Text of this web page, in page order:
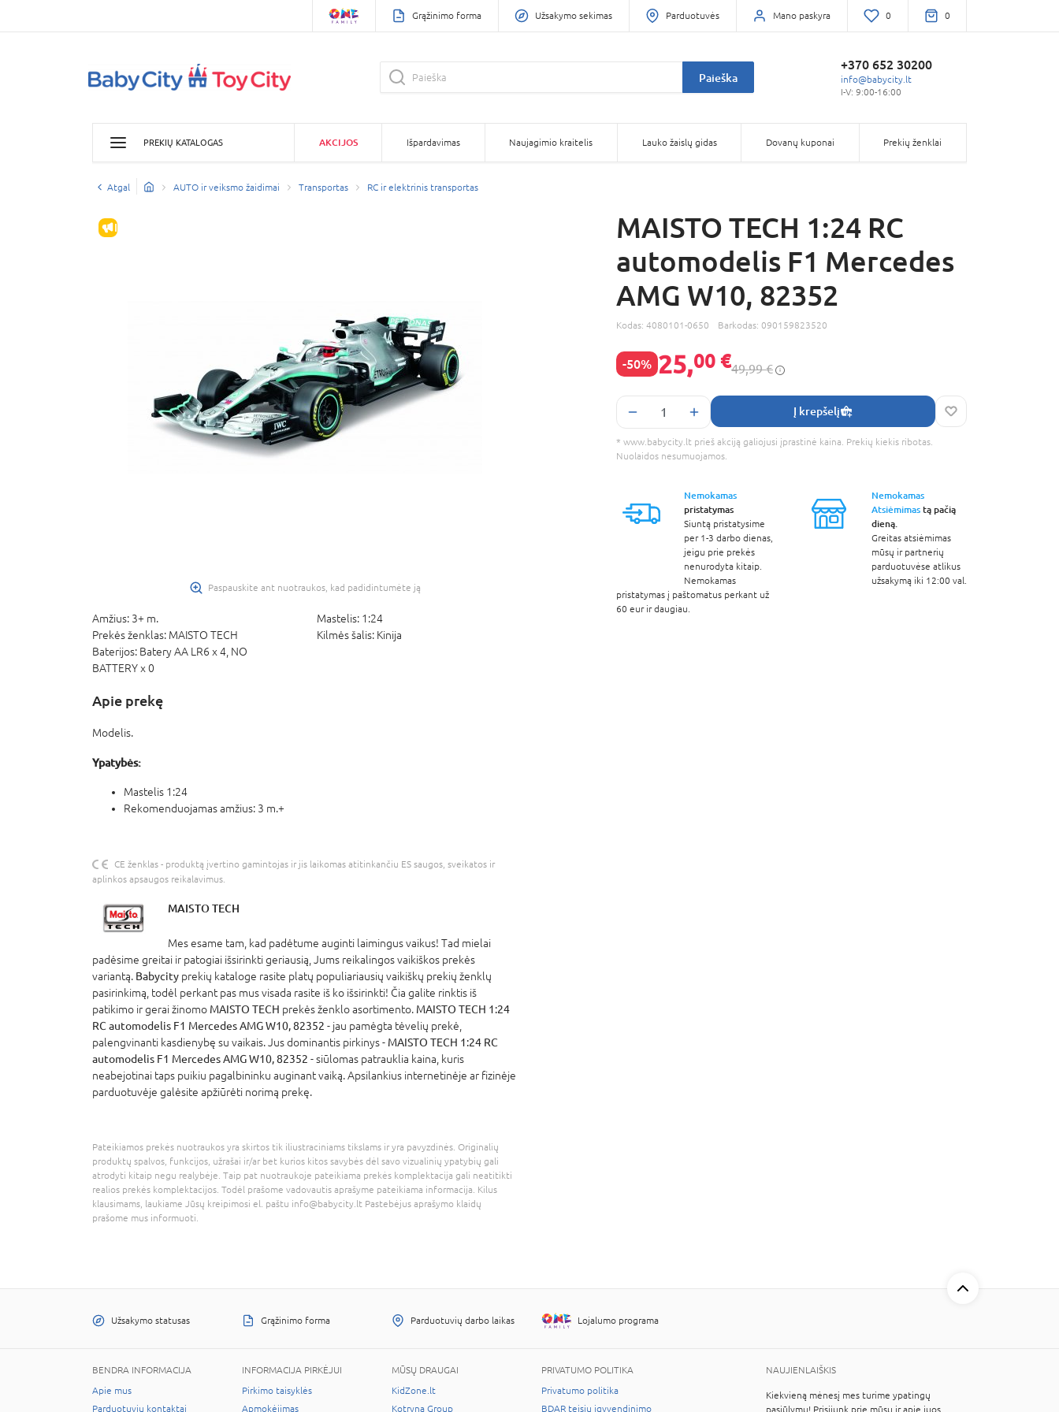
Grąžinimo forma Užsakymo sekimas Parduotuvės Mano paskyra 0 0
Paieška
+370 652 30200
info@babycity.lt
I-V: 9:00-16:00
PREKIŲ KATALOGAS AKCIJOS Išpardavimas Naujagimio kraitelis Lauko žaislų gidas Dovanų kuponai Prekių ženklai
Atgal AUTO ir veiksmo žaidimai Transportas RC ir elektrinis transportas
IŠPARDAVIMAS
Paspauskite ant nuotraukos, kad padidintumėte ją
Amžius: 3+ m. Mastelis: 1:24
Prekės ženklas: MAISTO TECH Kilmės šalis: Kinija
Baterijos: Batery AA LR6 x 4, NO
BATTERY x 0
Apie prekę
Modelis.
Ypatybės:
Mastelis 1:24
Rekomenduojamas amžius: 3 m.+
CE ženklas - produktą įvertino gamintojas ir jis laikomas atitinkančiu ES saugos, sveikatos ir
aplinkos apsaugos reikalavimus.
MAISTO TECH
Mes esame tam, kad padėtume auginti laimingus vaikus! Tad mielai
padėsime greitai ir patogiai išsirinkti geriausią, Jums reikalingos vaikiškos prekės
variantą. Babycity prekių kataloge rasite platų populiariausių vaikiškų prekių ženklų
pasirinkimą, todėl perkant pas mus visada rasite iš ko išsirinkti! Čia galite rinktis iš
patikimo ir gerai žinomo MAISTO TECH prekės ženklo asortimento. MAISTO TECH 1:24
RC automodelis F1 Mercedes AMG W10, 82352 - jau pamėgta tėvelių prekė,
palengvinanti kasdienybę su vaikais. Jus dominantis pirkinys - MAISTO TECH 1:24 RC
automodelis F1 Mercedes AMG W10, 82352 - siūlomas patrauklia kaina, kuris
neabejotinai taps puikiu pagalbininku auginant vaiką. Apsilankius internetinėje ar fizinėje
parduotuvėje galėsite apžiūrėti norimą prekę.
Pateikiamos prekės nuotraukos yra skirtos tik iliustraciniams tikslams ir yra pavyzdinės. Originalių
produktų spalvos, funkcijos, užrašai ir/ar bet kurios kitos savybės dėl savo vizualinių ypatybių gali
atrodyti kitaip negu realybėje. Taip pat nuotraukoje pateikiama prekės komplektacija gali neatitikti
realios prekės komplektacijos. Todėl prašome vadovautis aprašyme pateikiama informacija. Kilus
klausimams, laukiame Jūsų kreipimosi el. paštu info@babycity.lt Pastebėjus aprašymo klaidų
prašome mus informuoti.
MAISTO TECH 1:24 RC
automodelis F1 Mercedes
AMG W10, 82352
Kodas: 4080101-0650 Barkodas: 090159823520
-50% 25,00 €49,99 €
Į krepšelį
* www.babycity.lt prieš akciją galiojusi įprastinė kaina. Prekių kiekis ribotas.
Nuolaidos nesumuojamos.
Nemokamas
pristatymas
Siuntą pristatysime
per 1-3 darbo dienas,
jeigu prie prekės
nenurodyta kitaip.
Nemokamas
pristatymas į paštomatus perkant už
60 eur ir daugiau.
Nemokamas
Atsiėmimastą pačią
dieną.
Greitas atsiėmimas
mūsų ir partnerių
parduotuvėse atlikus
užsakymą iki 12:00 val.
Užsakymo statusas Grąžinimo forma Parduotuvių darbo laikas Lojalumo programa
BENDRA INFORMACIJA
Apie mus
Parduotuvių kontaktai
INFORMACIJA PIRKĖJUI
Pirkimo taisyklės
Apmokėjimas
MŪSŲ DRAUGAI
KidZone.lt
Kotryna Group
PRIVATUMO POLITIKA
Privatumo politika
BDAR teisių įgyvendinimo
NAUJIENLAIŠKIS
Kiekvieną mėnesį mes turime ypatingų
pasiūlymų! Prisijunk prie mūsų ir apie juos